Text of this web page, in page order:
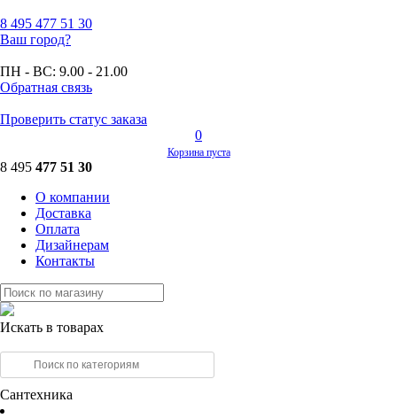
8 495 477 51 30
Ваш город?
ПН - ВС: 9.00 - 21.00
Обратная связь
Проверить статус заказа
0
Корзина пуста
8 495 477 51 30
О компании
Доставка
Оплата
Дизайнерам
Контакты
Искать в товарах
Сантехника